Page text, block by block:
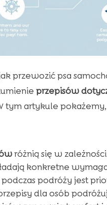
jak przewozić psa
przepisów
tym artykule
różnią się w
konkretne
podróży jest
dla osób